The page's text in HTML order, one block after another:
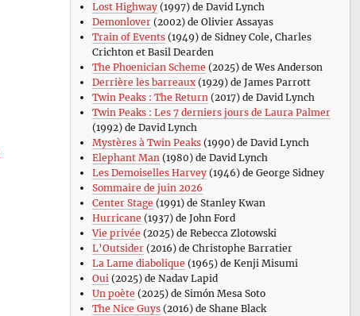
Lost Highway(1997) de David Lynch
Demonlover(2002) de Olivier Assayas
Train of Events(1949) de Sidney Cole, Charles
Crichton et Basil Dearden
The Phoenician Scheme (2025) de Wes Anderson
Derrière les barreaux(1929) de James Parrott
Twin Peaks : The Return(2017) de David Lynch
Twin Peaks : Les 7 derniers jours de Laura Palmer
(1992) de David Lynch
Mystères à Twin Peaks(1990) de David Lynch
Elephant Man(1980) de David Lynch
Les Demoiselles Harvey(1946) de George Sidney
Sommaire de juin 2026
Center Stage (1991) de Stanley Kwan
Hurricane (1937) de John Ford
Vie privée (2025) de Rebecca Zlotowski
L’Outsider(2016) de Christophe Barratier
La Lame diabolique (1965) de Kenji Misumi
Oui(2025) de Nadav Lapid
Un poète (2025) de Simón Mesa Soto
The Nice Guys(2016) de Shane Black